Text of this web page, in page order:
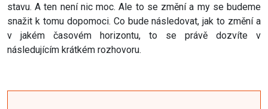
stavu. A ten není nic moc. Ale to se změní a my se budeme
snažit k tomu dopomoci. Co bude následovat, jak to změní a
v jakém časovém horizontu, to se právě dozvíte v
následujícím krátkém rozhovoru.